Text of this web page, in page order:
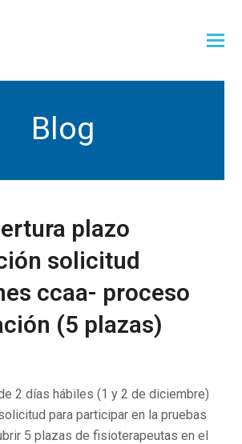
Blog
plazo
solicitud
ccaa- proceso
(5 plazas)
2 días hábiles (1 y 2 de diciembre)
para participar en la pruebas
5 plazas de fisioterapeutas en el